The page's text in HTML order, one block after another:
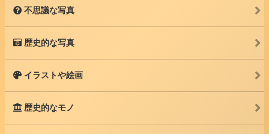
不思議な写真
歴史的な写真
イラストや絵画
歴史的なモノ